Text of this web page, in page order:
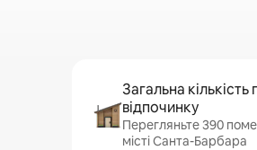
Загальна
відпочинку
Перегляньте 390
місті Санта-Барбара